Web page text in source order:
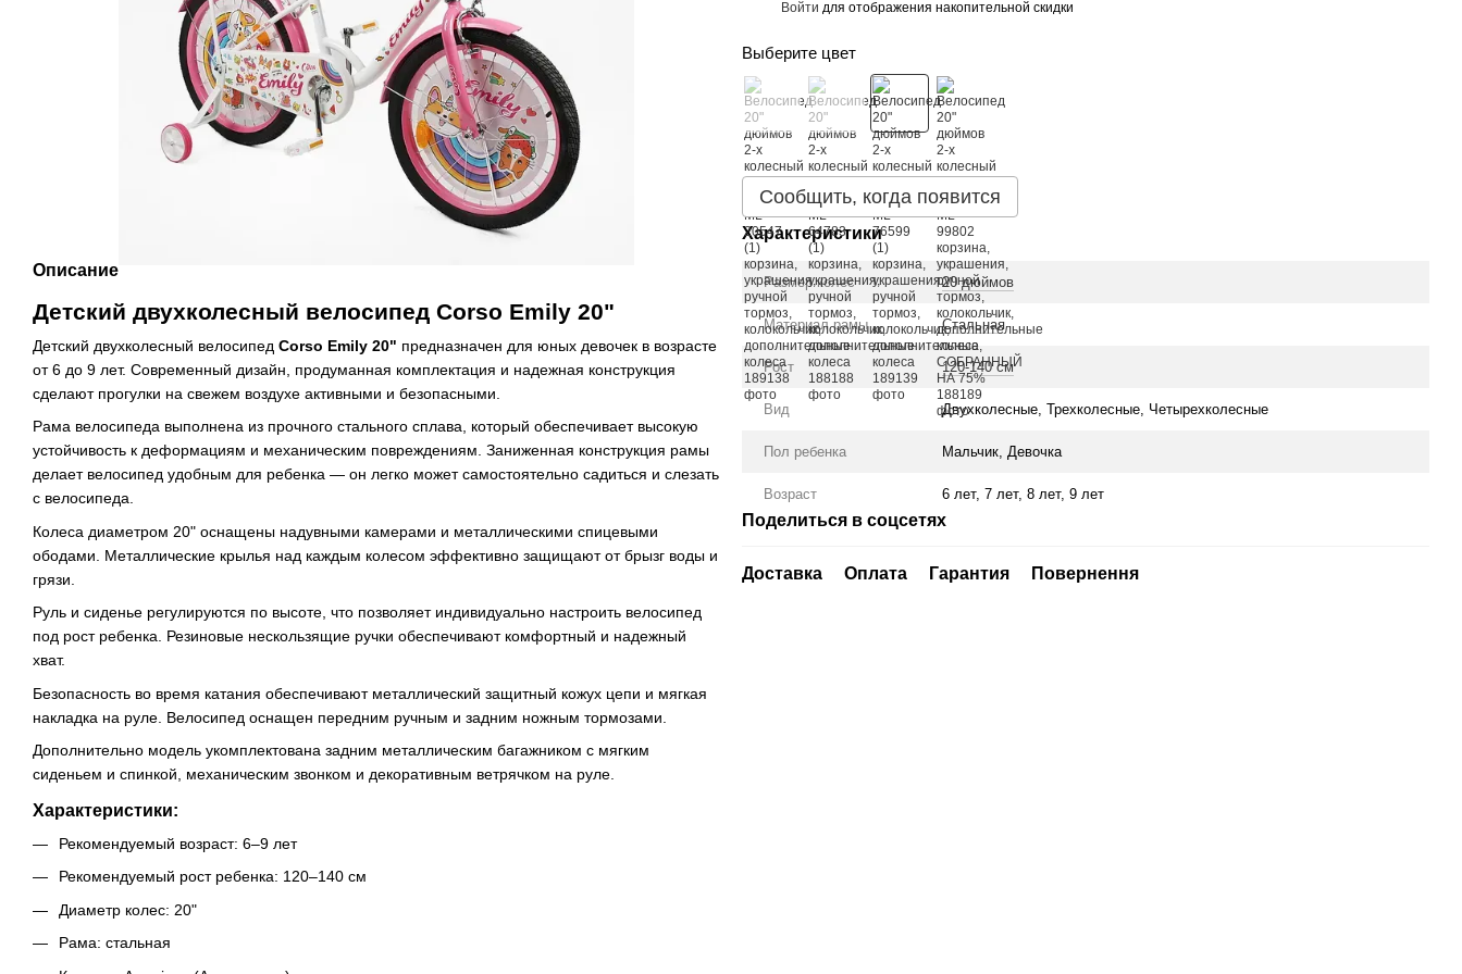
Описание
Детский двухколесный велосипед Corso Emily 20"
Детский двухколесный велосипед Corso Emily 20" предназначен для юных девочек в возрасте
от 6 до 9 лет. Современный дизайн, продуманная комплектация и надежная конструкция
сделают прогулки на свежем воздухе активными и безопасными.
Рама велосипеда выполнена из прочного стального сплава, который обеспечивает высокую
устойчивость к деформациям и механическим повреждениям. Заниженная конструкция рамы
делает велосипед удобным для ребенка — он легко может самостоятельно садиться и слезать
с велосипеда.
Колеса диаметром 20" оснащены надувными камерами и металлическими спицевыми
ободами. Металлические крылья над каждым колесом эффективно защищают от брызг воды и
грязи.
Руль и сиденье регулируются по высоте, что позволяет индивидуально настроить велосипед
под рост ребенка. Резиновые нескользящие ручки обеспечивают комфортный и надежный
хват.
Безопасность во время катания обеспечивают металлический защитный кожух цепи и мягкая
накладка на руле. Велосипед оснащен передним ручным и задним ножным тормозами.
Дополнительно модель укомплектована задним металлическим багажником с мягким
сиденьем и спинкой, механическим звонком и декоративным ветрячком на руле.
Характеристики:
Рекомендуемый возраст: 6–9 лет
Рекомендуемый рост ребенка: 120–140 см
Диаметр колес: 20"
Рама: стальная
Войти для отображения накопительной скидки
Выберите цвет
Сообщить, когда появится
Характеристики
Размер колес 20 дюймов
Материал рамы Стальная
Рост 120-140 см
Вид Двухколесные, Трехколесные, Четырехколесные
Пол ребенка Мальчик, Девочка
Возраст 6 лет, 7 лет, 8 лет, 9 лет
Поделиться в соцсетях
Доставка Оплата Гарантия Повернення